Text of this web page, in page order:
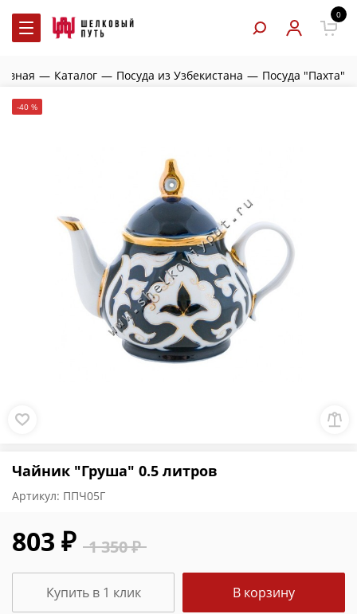
0
— Каталог — Посуда из Узбекистана — Посуда "Пахта"
-40 %
Чайник "Груша" 0.5 литров
Артикул: ППЧ05Г
1 350 ₽
803 ₽
В корзину
Купить в 1 клик